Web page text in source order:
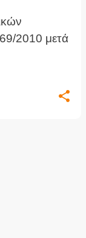
2010 μετά